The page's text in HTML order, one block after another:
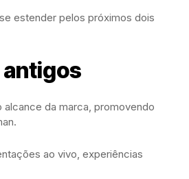
estender pelos próximos dois
antigos
alcance da marca, promovendo
ao vivo, experiências